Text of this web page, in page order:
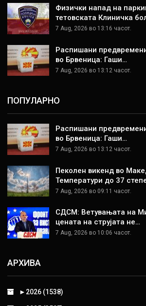
Физички напад на
тетовската Клиничка
7 Aug, 2026 во 13:16 часот.
Распишани
во Брвеница: Гаши…
7 Aug, 2026 во 13:12 часот.
ПОПУЛАРНО
Распишани
во Брвеница: Гаши…
7 Aug, 2026 во 13:12 часот.
Пеколен викенд во
Температури до 37
7 Aug, 2026 во 09:11 часот.
СДСМ: Ветувањата на
цената на струјата не…
7 Aug, 2026 во 10:06 часот.
АРХИВА
► 2026 (1538)